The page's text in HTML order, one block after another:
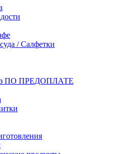
/ Салфетки
ПО ПРЕДОПЛАТЕ